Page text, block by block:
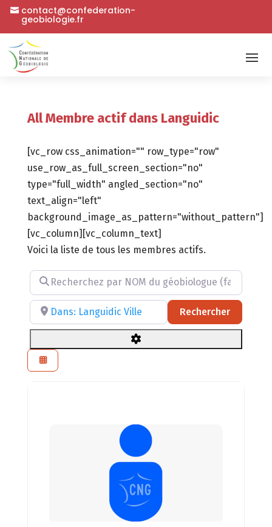
contact@confederation-
geobiologie.fr
All Membre actif dans Languidic
[vc_row css_animation="" row_type="row"
use_row_as_full_screen_section="no"
type="full_width" angled_section="no"
text_align="left"
background_image_as_pattern="without_pattern"]
[vc_column][vc_column_text]
Voici la liste de tous les membres actifs.
Recherchez par NOM du géobiologue (facultatif)
Recherchez par RÉGION, DÉPARTEMENT ou VILLE
Rechercher